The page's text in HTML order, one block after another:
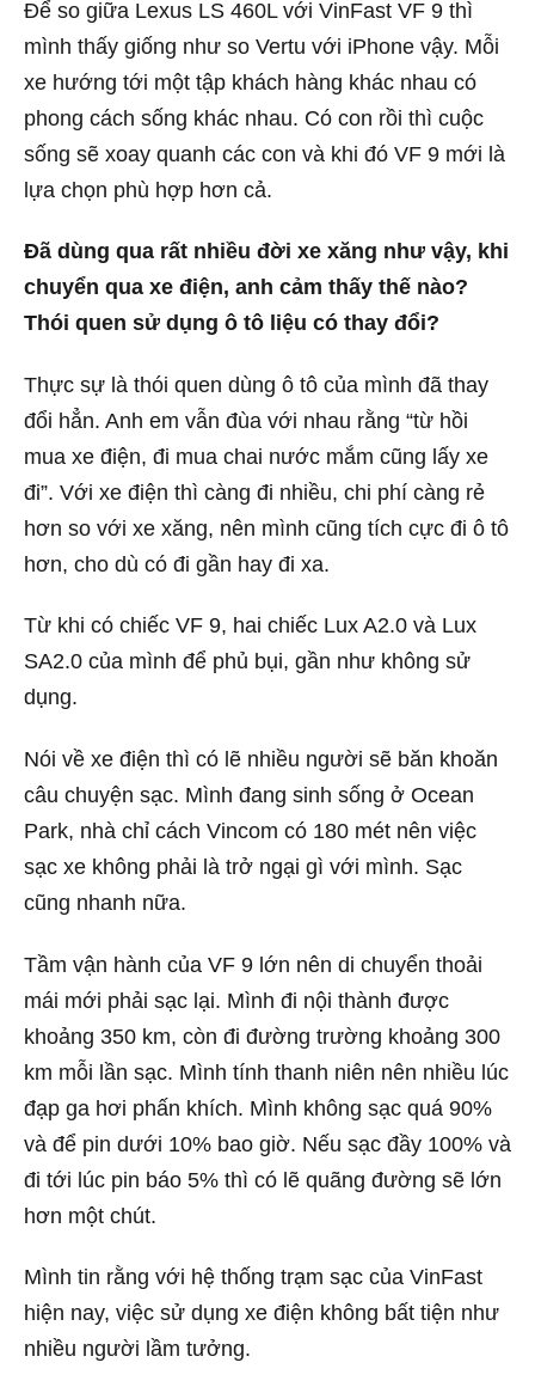
Để so giữa Lexus LS 460L với VinFast VF 9 thì
mình thấy giống như so Vertu với iPhone vậy. Mỗi
xe hướng tới một tập khách hàng khác nhau có
phong cách sống khác nhau. Có con rồi thì cuộc
sống sẽ xoay quanh các con và khi đó VF 9 mới là
lựa chọn phù hợp hơn cả.
Đã dùng qua rất nhiều đời xe xăng như vậy, khi
chuyển qua xe điện, anh cảm thấy thế nào?
Thói quen sử dụng ô tô liệu có thay đổi?
Thực sự là thói quen dùng ô tô của mình đã thay
đổi hẳn. Anh em vẫn đùa với nhau rằng “từ hồi
mua xe điện, đi mua chai nước mắm cũng lấy xe
đi”. Với xe điện thì càng đi nhiều, chi phí càng rẻ
hơn so với xe xăng, nên mình cũng tích cực đi ô tô
hơn, cho dù có đi gần hay đi xa.
Từ khi có chiếc VF 9, hai chiếc Lux A2.0 và Lux
SA2.0 của mình để phủ bụi, gần như không sử
dụng.
Nói về xe điện thì có lẽ nhiều người sẽ băn khoăn
câu chuyện sạc. Mình đang sinh sống ở Ocean
Park, nhà chỉ cách Vincom có 180 mét nên việc
sạc xe không phải là trở ngại gì với mình. Sạc
cũng nhanh nữa.
Tầm vận hành của VF 9 lớn nên di chuyển thoải
mái mới phải sạc lại. Mình đi nội thành được
khoảng 350 km, còn đi đường trường khoảng 300
km mỗi lần sạc. Mình tính thanh niên nên nhiều lúc
đạp ga hơi phấn khích. Mình không sạc quá 90%
và để pin dưới 10% bao giờ. Nếu sạc đầy 100% và
đi tới lúc pin báo 5% thì có lẽ quãng đường sẽ lớn
hơn một chút.
Mình tin rằng với hệ thống trạm sạc của VinFast
hiện nay, việc sử dụng xe điện không bất tiện như
nhiều người lầm tưởng.